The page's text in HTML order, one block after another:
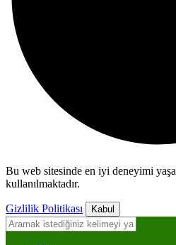
Bu web sitesinde en iyi deneyimi
kullanılmaktadır.
Gizlilik Politikası Kabul